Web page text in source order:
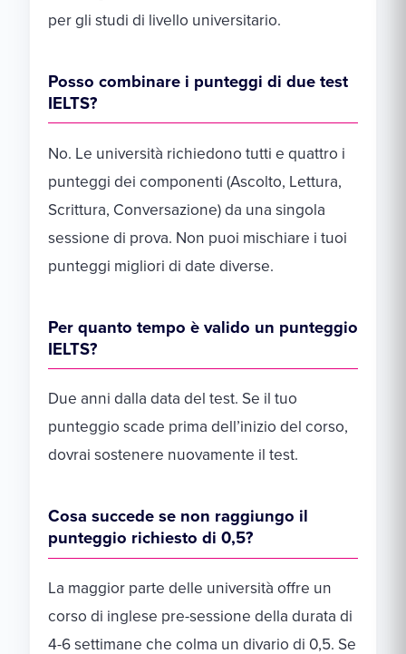
per gli studi di livello universitario.
Posso combinare i punteggi di due test
IELTS?
No. Le università richiedono tutti e quattro i
punteggi dei componenti (Ascolto, Lettura,
Scrittura, Conversazione) da una singola
sessione di prova. Non puoi mischiare i tuoi
punteggi migliori di date diverse.
Per quanto tempo è valido un punteggio
IELTS?
Due anni dalla data del test. Se il tuo
punteggio scade prima dell’inizio del corso,
dovrai sostenere nuovamente il test.
Cosa succede se non raggiungo il
punteggio richiesto di 0,5?
La maggior parte delle università offre un
corso di inglese pre-sessione della durata di
4-6 settimane che colma un divario di 0,5. Se